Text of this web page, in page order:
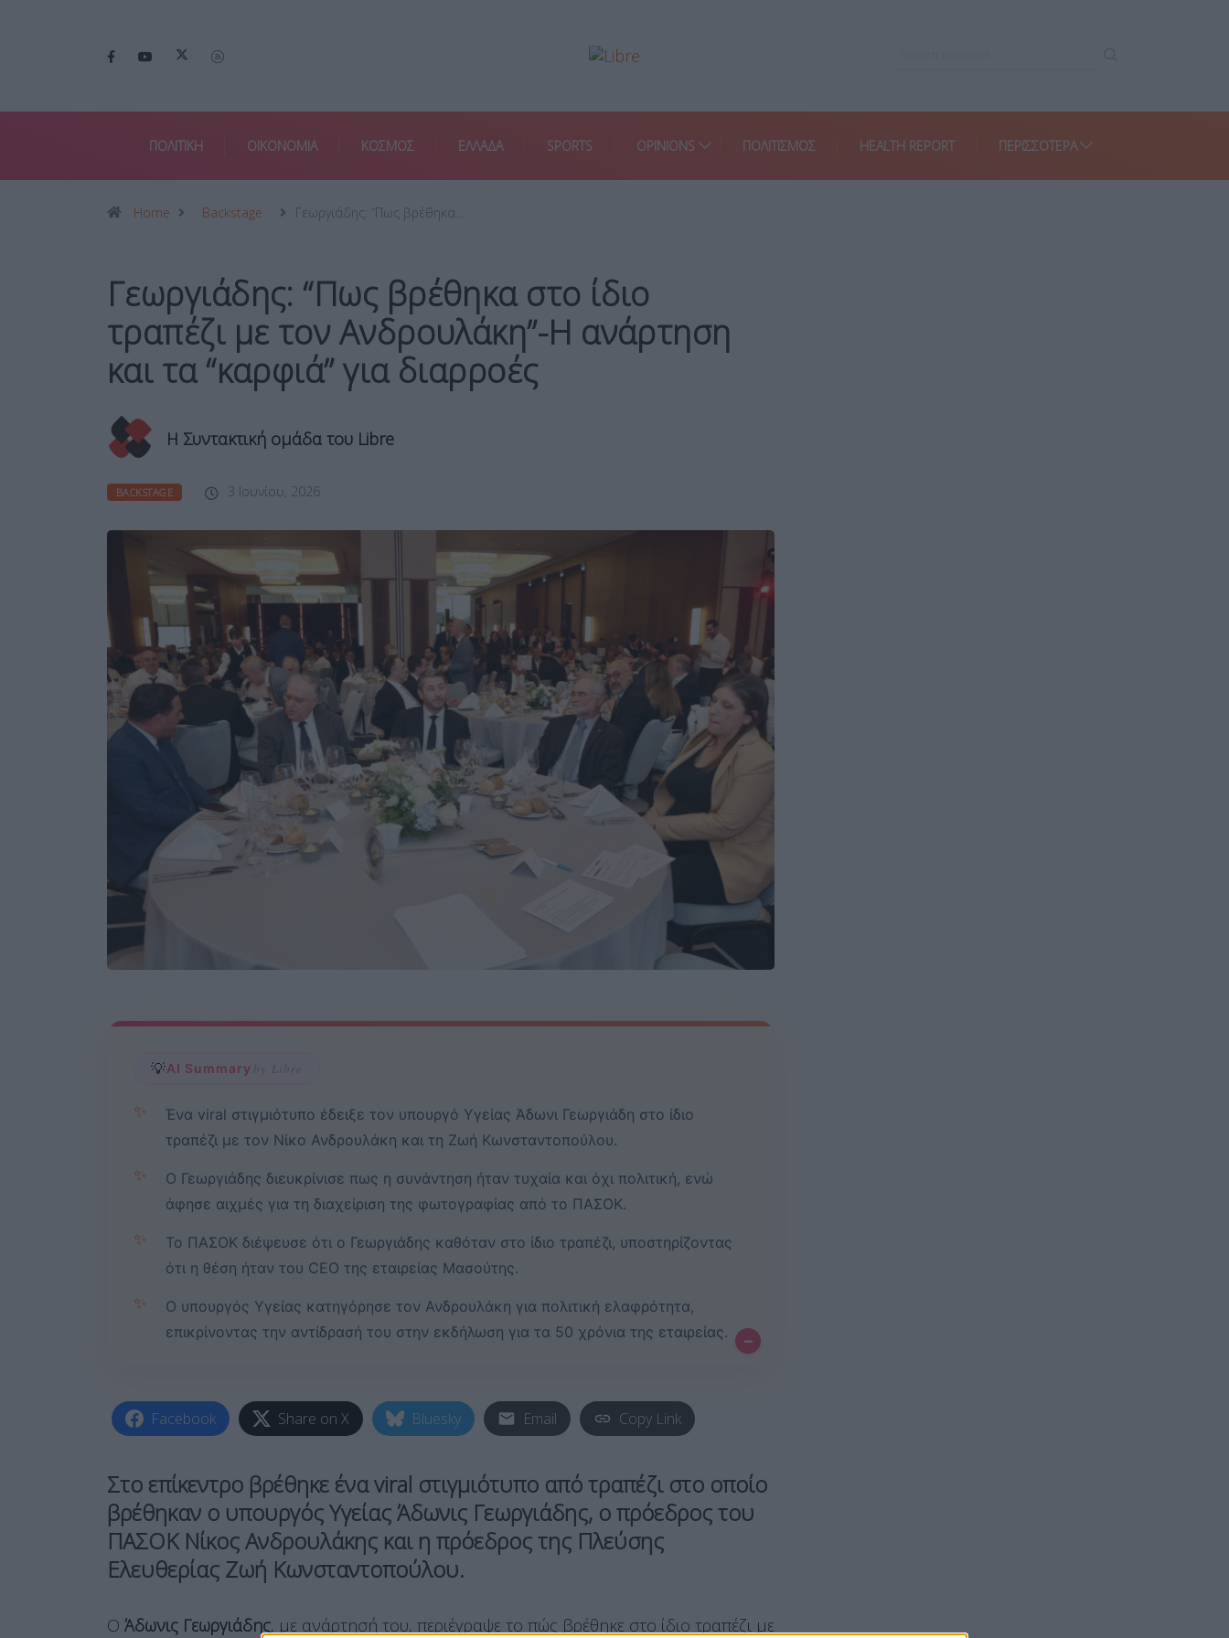
ΠΟΛΙΤΙΚΗ ΟΙΚΟΝΟΜΙΑ ΚΟΣΜΟΣ ΕΛΛΑΔΑ SPORTS OPINIONS ΠΟΛΙΤΙΣΜΟΣ HEALTH REPORT ΠΕΡΙΣΣΌΤΕΡΑ
Home Backstage Γεωργιάδης: “Πως βρέθηκα…
Γεωργιάδης: “Πως βρέθηκα στο ίδιο
τραπέζι με τον Ανδρουλάκη”-Η ανάρτηση
και τα “καρφιά” για διαρροές
Η Συντακτική ομάδα του Libre
BACKSTAGE 3 Ιουνίου, 2026
💡AI Summary by Libre
✨
Ένα viral στιγμιότυπο έδειξε τον υπουργό Υγείας Άδωνι Γεωργιάδη στο ίδιο
τραπέζι με τον Νίκο Ανδρουλάκη και τη Ζωή Κωνσταντοπούλου.
✨
Ο Γεωργιάδης διευκρίνισε πως η συνάντηση ήταν τυχαία και όχι πολιτική, ενώ
άφησε αιχμές για τη διαχείριση της φωτογραφίας από το ΠΑΣΟΚ.
✨
Το ΠΑΣΟΚ διέψευσε ότι ο Γεωργιάδης καθόταν στο ίδιο τραπέζι, υποστηρίζοντας
ότι η θέση ήταν του CEO της εταιρείας Μασούτης.
✨
Ο υπουργός Υγείας κατηγόρησε τον Ανδρουλάκη για πολιτική ελαφρότητα,
επικρίνοντας την αντίδρασή του στην εκδήλωση για τα 50 χρόνια της εταιρείας.
–
Facebook Share on X Bluesky Email Copy Link
Στο επίκεντρο βρέθηκε έναviral στιγμιότυπο από τραπέζιστο οποίο
βρέθηκαν ο υπουργός ΥγείαςΆδωνις Γεωργιάδης, ο πρόεδρος του
ΠΑΣΟΚ Νίκος Ανδρουλάκης και η πρόεδρος της Πλεύσης
Ελευθερίας Ζωή Κωνσταντοπούλου.
Ο Άδωνις Γεωργιάδης, με ανάρτησή του, περιέγραψε το πώς βρέθηκε στο ίδιο τραπέζι με